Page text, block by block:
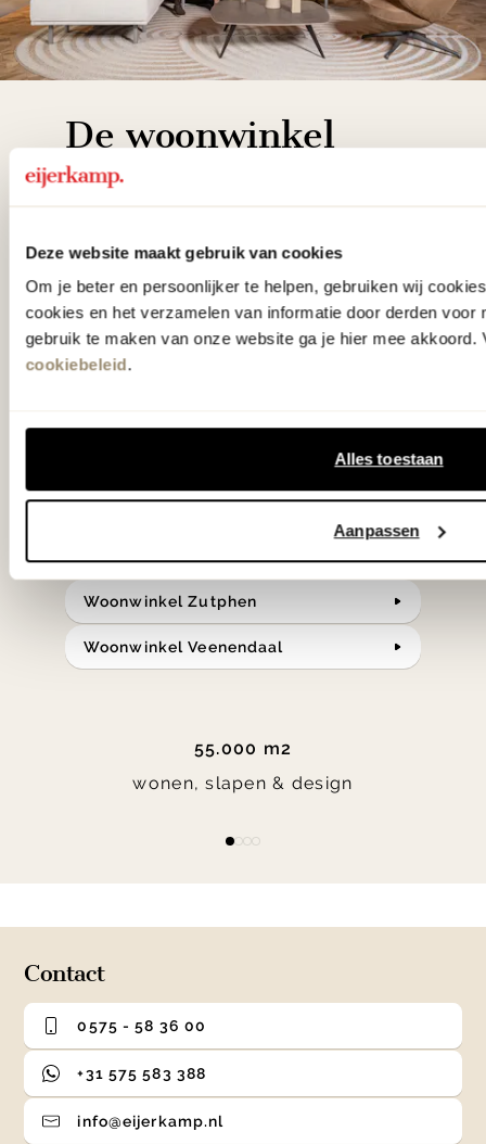
Deze website maakt gebruik van cookies
Om je beter en persoonlijker te helpen, gebruiken wij
cookies en het verzamelen van informatie door derden voor
gebruik te maken van onze website ga je hier mee akkoord.
cookiebeleid.
Alles toestaan
Aanpassen
De woonwinkel
gezien op tv!
'Weer verliefd op je huis' niet? We
hebben met liefde de mooiste woon-,
slaap- en designcollecties
samengesteld met de mooiste
Bekijk onze openingstijden en
Woonwinkel Zutphen
Woonwinkel Veenendaal
55.000 m2
wonen, slapen & design
Contact
0575 - 58 36 00
+31 575 583 388
info@eijerkamp.nl